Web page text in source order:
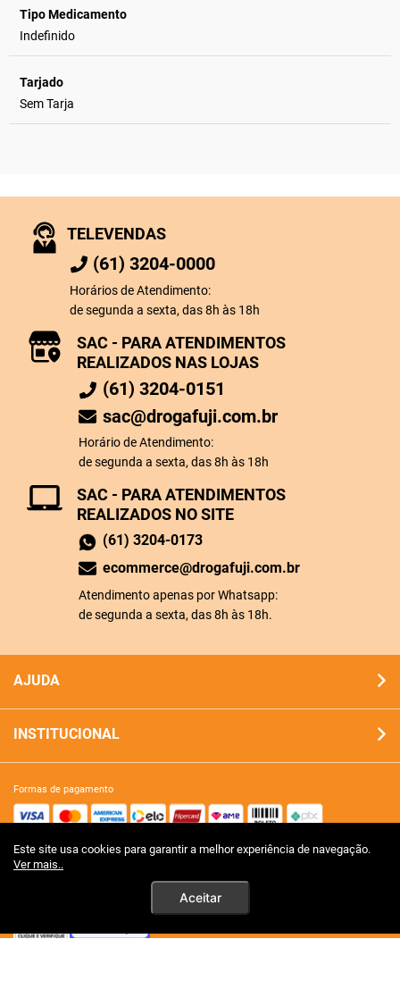
Este site usa cookies para garantir a melhor experiência de navegação.
Ver mais..
Aceitar
Tipo Medicamento
Indefinido
Tarjado
Sem Tarja
TELEVENDAS
(61) 3204-0000
Horários de Atendimento:
de segunda a sexta, das 8h às 18h
SAC - PARA ATENDIMENTOS
REALIZADOS NO SITE
(61) 3204-0173
ecommerce@drogafuji.com.br
Atendimento apenas por Whatsapp:
de segunda a sexta, das 8h às 18h.
SAC - PARA ATENDIMENTOS
REALIZADOS NAS LOJAS
(61) 3204-0151
sac@drogafuji.com.br
Horário de Atendimento:
de segunda a sexta, das 8h às 18h
AJUDA
INSTITUCIONAL
formas de pagamento
site 100% seguro